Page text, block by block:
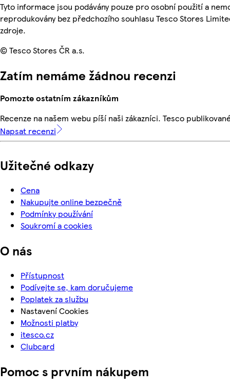
Tyto informace jsou podávány pouze pro osobní použití a
reprodukovány bez předchozího souhlasu Tesco Stores
zdroje.
© Tesco Stores ČR a.s.
Zatím nemáme žádnou recenzi
Pomozte ostatním zákazníkům
Recenze na našem webu píší naši zákazníci. Tesco
Napsat recenzi
Užitečné odkazy
Cena
Nakupujte online bezpečně
Podmínky používání
Soukromí a cookies
O nás
Přístupnost
Podívejte se, kam doručujeme
Poplatek za službu
Nastavení Cookies
Možnosti platby
itesco.cz
Clubcard
Pomoc s prvním nákupem